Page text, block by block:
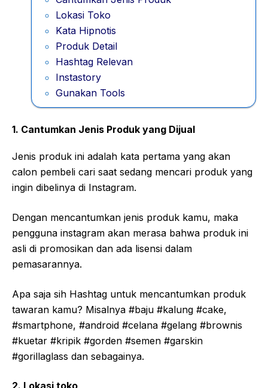
Lokasi Toko
Kata Hipnotis
Produk Detail
Hashtag Relevan
Instastory
Gunakan Tools
1. Cantumkan Jenis Produk yang Dijual
Jenis produk ini adalah kata pertama yang akan
calon pembeli cari saat sedang mencari produk yang
ingin dibelinya di Instagram.
Dengan mencantumkan jenis produk kamu, maka
pengguna instagram akan merasa bahwa produk ini
asli di promosikan dan ada lisensi dalam
pemasarannya.
Apa saja sih Hashtag untuk mencantumkan produk
tawaran kamu? Misalnya #baju #kalung #cake,
#smartphone, #android #celana #gelang #brownis
#kuetar #kripik #gorden #semen #garskin
#gorillaglass dan sebagainya.